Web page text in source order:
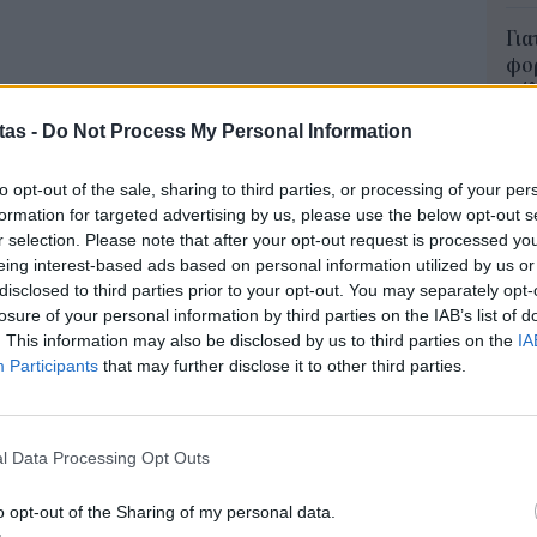
- Do Not Process My Personal Information
opt-out of the sale, sharing to third parties, or processing of your
for targeted advertising by us, please use the below opt-out
selection. Please note that after your opt-out request is processed
interest-based ads based on personal information utilized by us
to third parties prior to your opt-out. You may separately
of your personal information by third parties on the IAB’s list of
This information may also be disclosed by us to third parties on the
Participants that may further disclose it to other third parties.
Data Processing Opt Outs
opt-out of the Sharing of my personal data.
του 2025 καταγράφηκαν 13 καταιγίδες, με 3
και Μελίσσα) αλλά «για πρώτη φορά σε 10
γεγονός που εξηγεί για το ποιο λόγο το
ωστόσο ότι, αν και τα κόστη ήταν
χρονιά κατά την οποία οι ζημιές που
για τις φυσικές καταστροφές ξεπερνούν το όριο
λόγω των καταιγίδων που παραμένουν σε
εταιρίες από τις καταιγίδες, που μπορεί να
χαλάζι, ανεμοστρόβιλους ή πλημμύρες,
04